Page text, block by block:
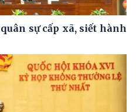
sự cấp xã, siết hành